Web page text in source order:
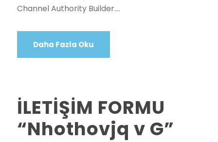
Channel Authority Builder....
Daha Fazla Oku
İLETİŞİM FORMU
“Nhothovjq v G”